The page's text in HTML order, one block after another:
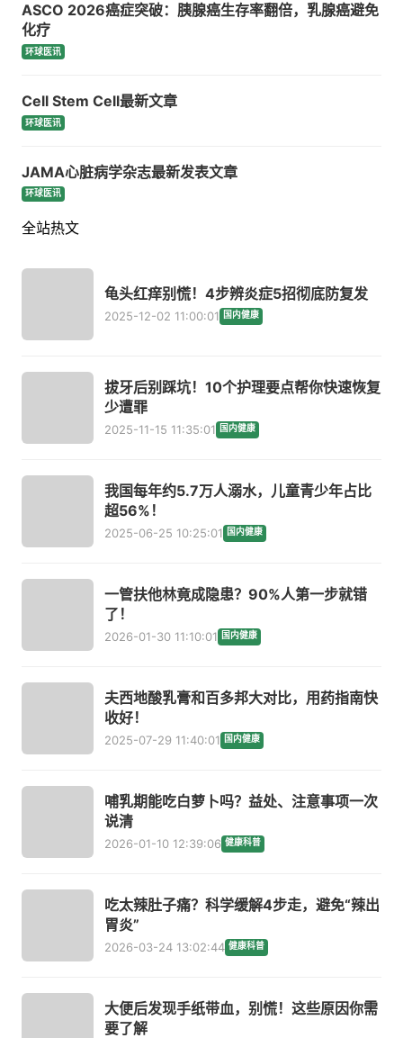
ASCO 2026癌症突破：胰腺癌生存率翻倍，乳腺癌避免
化疗
环球医讯
Cell Stem Cell最新文章
环球医讯
JAMA心脏病学杂志最新发表文章
环球医讯
全站热文
龟头红痒别慌！4步辨炎症5招彻底防复发
2025-12-02 11:00:01 国内健康
拔牙后别踩坑！10个护理要点帮你快速恢复
少遭罪
2025-11-15 11:35:01 国内健康
我国每年约5.7万人溺水，儿童青少年占比
超56%！
2025-06-25 10:25:01 国内健康
一管扶他林竟成隐患？90%人第一步就错
了！
2026-01-30 11:10:01 国内健康
夫西地酸乳膏和百多邦大对比，用药指南快
收好！
2025-07-29 11:40:01 国内健康
哺乳期能吃白萝卜吗？益处、注意事项一次
说清
2026-01-10 12:39:06 健康科普
吃太辣肚子痛？科学缓解4步走，避免“辣出
胃炎”
2026-03-24 13:02:44 健康科普
大便后发现手纸带血，别慌！这些原因你需
要了解